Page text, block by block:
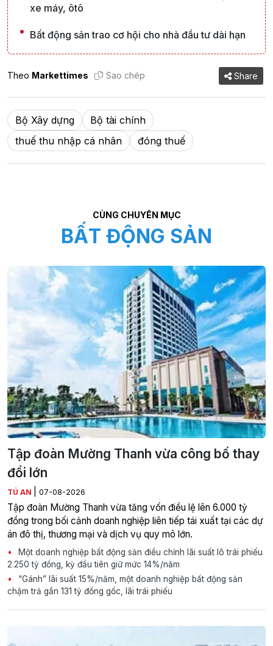
xe máy, ôtô
Bất động sản trao cơ hội cho nhà đầu tư dài hạn
Theo Markettimes Sao chép Share
Bộ Xây dựng
Bộ tài chính
thuế thu nhập cá nhân
đóng thuế
CÙNG CHUYÊN MỤC
BẤT ĐỘNG SẢN
Tập đoàn Mường Thanh vừa công bố thay
đổi lớn
TÚ AN 07-08-2026
Tập đoàn Mường Thanh vừa tăng vốn điều lệ lên 6.000 tỷ
đồng trong bối cảnh doanh nghiệp liên tiếp tái xuất tại các dự
án đô thị, thương mại và dịch vụ quy mô lớn.
Một doanh nghiệp bất động sản điều chỉnh lãi suất lô trái phiếu
2.250 tỷ đồng, kỳ đầu tiên giữ mức 14%/năm
“Gánh” lãi suất 15%/năm, một doanh nghiệp bất động sản
chậm trả gần 131 tỷ đồng gốc, lãi trái phiếu